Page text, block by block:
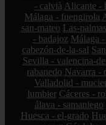
- calvià Alicante -
Málaga - fuengirola
san-mateo Las-
- badajoz Málaga
cabezón-de-la-sal
Sevilla - valencina-
rabanedo Navarra -
Valladolid -
lumbier Cáceres -
álava - samaniego
Huesca - el-grado